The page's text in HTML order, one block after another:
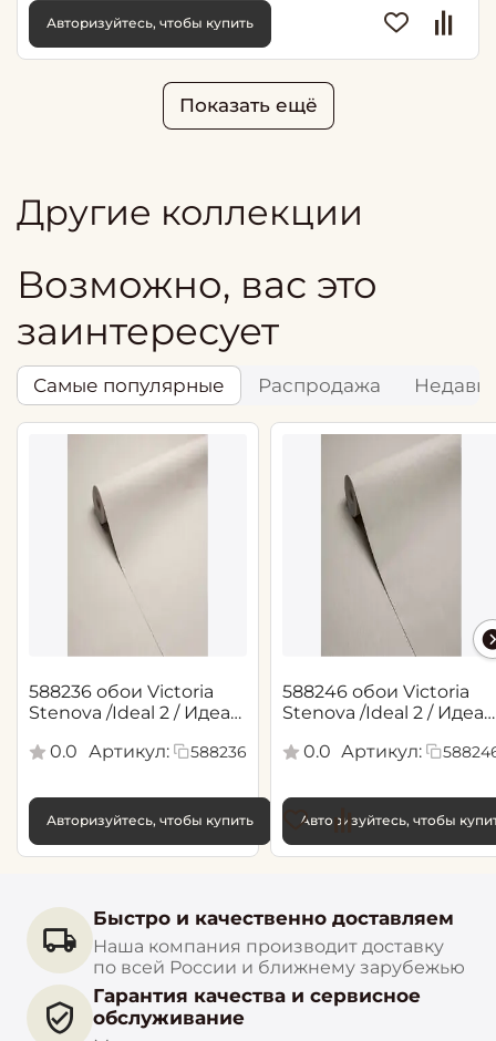
Авторизуйтесь, чтобы купить
Показать ещё
Другие коллекции
Возможно, вас это
заинтересует
Самые популярные Распродажа
588236 обои Victoria
Stenova /Ideal 2 / Идеал
0.0
Артикул: 588236
Авторизуйтесь, чтобы купить
588246 обои Victoria
Stenova /Ideal 2 / Идеал
0.0 Артикул:
Авторизуйтесь, чтобы
Быстро и качественно доставляем
Наша компания производит доставку
по всей России и ближнему зарубежью
Гарантия качества и сервисное
обслуживание